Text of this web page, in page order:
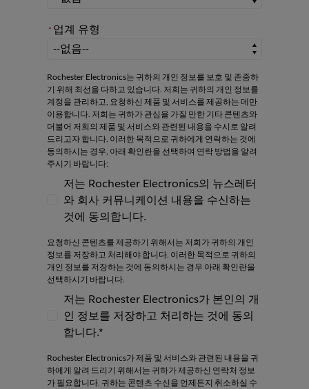
* 업계 유형
업계 유형
Rochester Electronics는 귀하의 개인 정보를 보호 및 존중하
기 위해 최선을 다하고 있습니다. 저희는 귀하의 개인 정보를
계정을 관리하고, 요청하신 제품 및 서비스를 제공하는 데만
이용합니다. 저희는 귀하가 관심을 가질 만한 기타 콘텐츠와
더불어 저희의 제품 및 서비스와 관련된 내용을 수시로 알려
드리고자 합니다. 이러한 목적으로 귀하에게 연락하는 것에
동의하시는 경우, 아래 확인란을 선택하여 연락 방법을 알려
주시기 바랍니다:
저는 Rochester Electronics의 뉴스레터와 회사
저는 Rochester Electronics의 뉴스레터
와 회사 커뮤니케이션 내용을 수신하는
것에 동의합니다.
요청하신 콘텐츠를 제공하기 위해서는 저희가 귀하의 개인
정보를 저장하고 처리해야 합니다. 이러한 목적으로 귀하의
개인 정보를 저장하는 것에 동의하시는 경우 아래 확인란을
선택하시기 바랍니다.
저는 Rochester Electronics가 본인의 개인 정보
저는 Rochester Electronics가 본인의 개
인 정보를 저장하고 처리하는 것에 동의
합니다.*
Rochester Electronics가 제품 및 서비스와 관련된 내용을 귀
하에게 알려 드리기 위해서는 귀하가 제공하신 연락처 정보
가 필요합니다. 귀하는 콘텐츠 수신을 언제든지 취소하실 수